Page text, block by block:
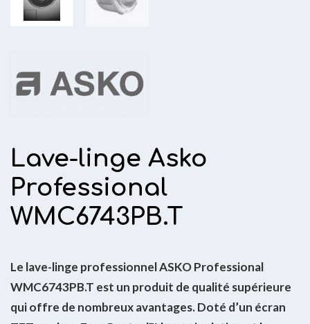
Lave-linge Asko
Professional
WMC6743PB.T
Le lave-linge professionnel ASKO Professional
WMC6743PB.T est un produit de qualité supérieure
qui offre de nombreux avantages. Doté d’un écran